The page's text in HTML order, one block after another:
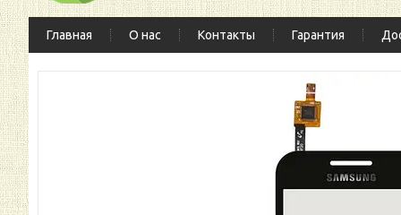
Главная О нас Контакты Гарантия